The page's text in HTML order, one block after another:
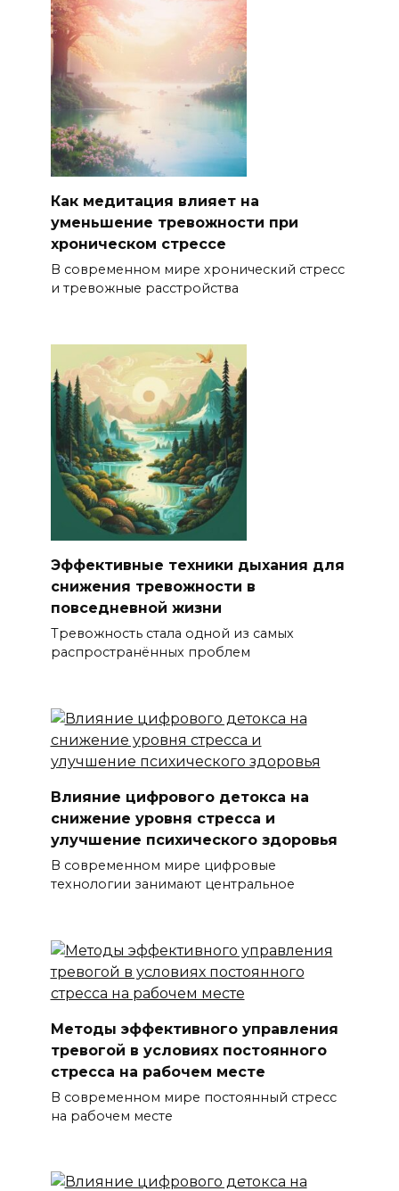
Как медитация влияет на
уменьшение тревожности при
хроническом стрессе
В современном мире хронический стресс
и тревожные расстройства
Эффективные техники дыхания для
снижения тревожности в
повседневной жизни
Тревожность стала одной из самых
распространённых проблем
Влияние цифрового детокса на
снижение уровня стресса и
улучшение психического здоровья
В современном мире цифровые
технологии занимают центральное
Методы эффективного управления
тревогой в условиях постоянного
стресса на рабочем месте
В современном мире постоянный стресс
на рабочем месте